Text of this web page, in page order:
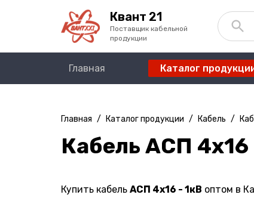
Квант 21
Поставщик кабельной
продукции
Главная Каталог
Главная / Каталог продукции / Кабель /
Кабель АСП 4х16
Купить кабель АСП 4х16 - 1кВ оптом в